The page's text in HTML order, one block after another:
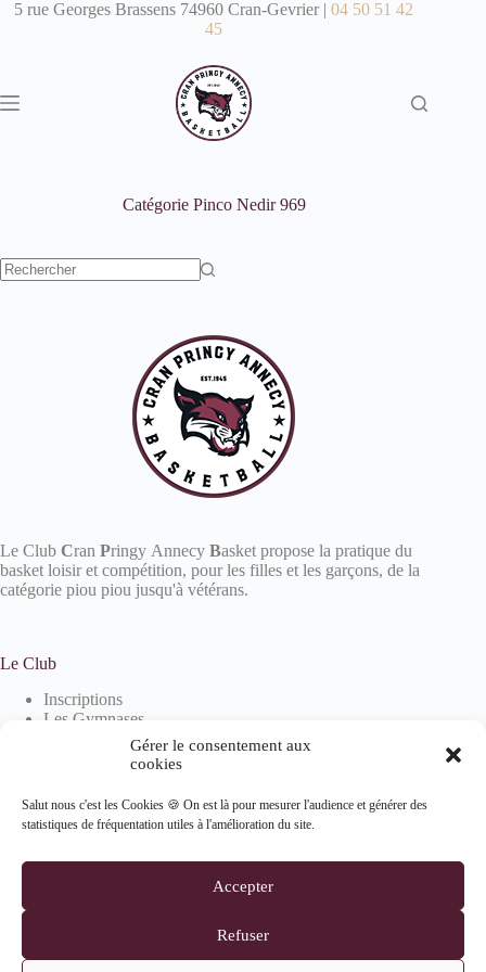
Gérer le consentement aux
cookies
Salut nous c'est les Cookies 🍪 On est là pour mesurer l'audience et générer des
statistiques de fréquentation utiles à l'amélioration du site.
Accepter
Refuser
Passer
5 rue Georges Brassens 74960 Cran-Gevrier |04 50 51 42
45
CatégoriePinco Nedir 969
Le Club Cran Pringy Annecy Basket propose la pratique du
basket loisir et compétition, pour les filles et les garçons, de la
catégorie piou piou jusqu'à vétérans.
Le Club
Inscriptions
Les Gymnases
Devenir partenaire
Informations
Mentions Légales
Politique de confidentialité
Suivez-nous